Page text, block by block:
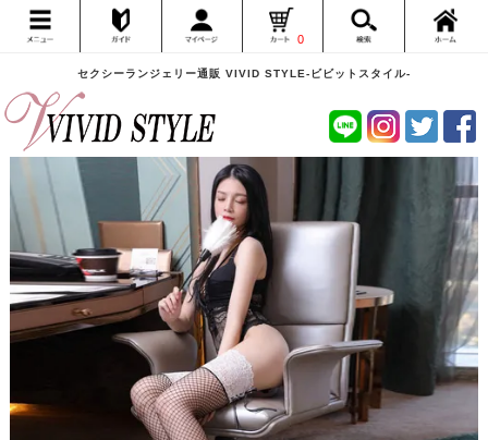
セクシーランジェリー通販 VIVID STYLE-ビビットスタイル-
0